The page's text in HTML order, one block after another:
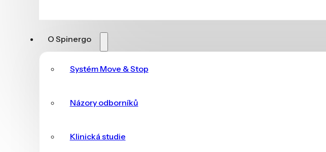
O Spinergo
Systém Move & Stop
Názory odborníků
Klinická studie